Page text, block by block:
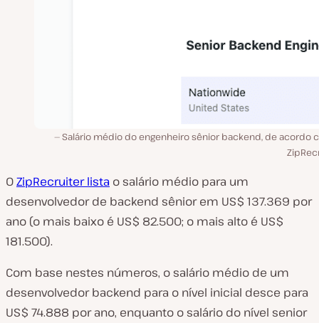
Salário médio do engenheiro sênior backend, de acordo
OZipRecruiter lista o salário médio para um
desenvolvedor de backend sênior em US$ 137.369 por
ano (o mais baixo é US$ 82.500; o mais alto é US$
181.500).
Com base nestes números, o salário médio de um
desenvolvedor backend para o nível inicial desce para
US$ 74.888 por ano, enquanto o salário do nível senior